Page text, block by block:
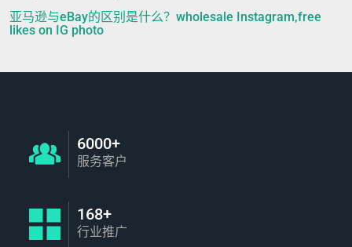
亚马逊与eBay的区别是什么？wholesale Instagram,free
likes on IG photo
6000+
服务客户
168+
行业推广